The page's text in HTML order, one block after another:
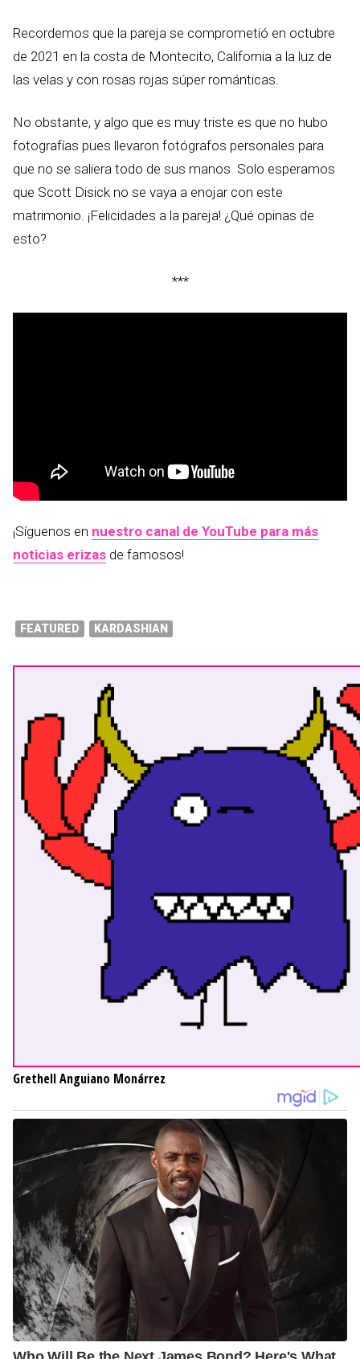
Recordemos que la pareja se comprometió en octubre
de 2021 en la costa de Montecito, California a la luz de
las velas y con rosas rojas súper románticas.
No obstante, y algo que es muy triste es que no hubo
fotografías pues llevaron fotógrafos personales para
que no se saliera todo de sus manos. Solo esperamos
que Scott Disick no se vaya a enojar con este
matrimonio. ¡Felicidades a la pareja! ¿Qué opinas de
esto?
***
¡Síguenos en nuestro canal de YouTube para más
noticias erizas de famosos!
FEATURED KARDASHIAN
Grethell Anguiano Monárrez